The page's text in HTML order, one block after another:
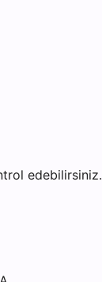
edebilirsiniz.